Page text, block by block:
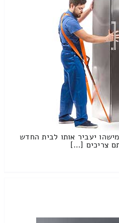
יעביר אותו לבית החדש
צריכים […]